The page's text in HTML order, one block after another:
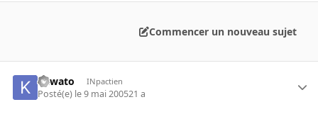
Commencer un nouveau sujet
kawato INpactien
Posté(e) le 9 mai 200521 a